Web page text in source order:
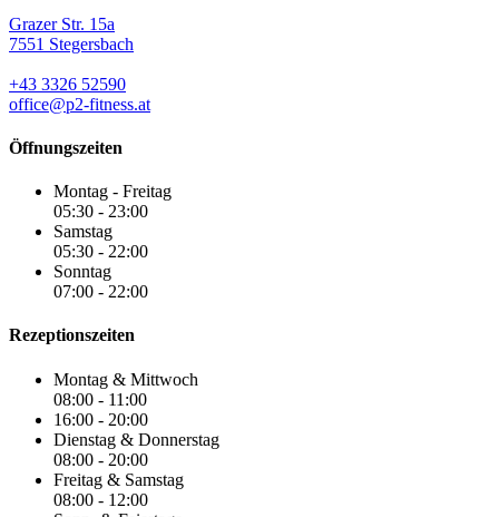
Grazer Str. 15a
7551 Stegersbach
+43 3326 52590
office@p2-fitness.at
Öffnungszeiten
Montag - Freitag
05:30 - 23:00
Samstag
05:30 - 22:00
Sonntag
07:00 - 22:00
Rezeptionszeiten
Montag & Mittwoch
08:00 - 11:00
16:00 - 20:00
Dienstag & Donnerstag
08:00 - 20:00
Freitag & Samstag
08:00 - 12:00